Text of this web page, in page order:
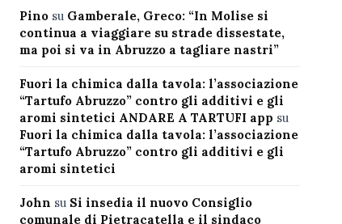
Pinosu Gamberale, Greco: “In Molise si
continua a viaggiare su strade dissestate,
ma poi si va in Abruzzo a tagliare nastri”
Fuori la chimica dalla tavola: l’associazione
“Tartufo Abruzzo” contro gli additivi e gli
aromi sintetici ANDARE A TARTUFI app su
Fuori la chimica dalla tavola: l’associazione
“Tartufo Abruzzo” contro gli additivi e gli
aromi sintetici
John su Si insedia il nuovo Consiglio
comunale di Pietracatella e il sindaco